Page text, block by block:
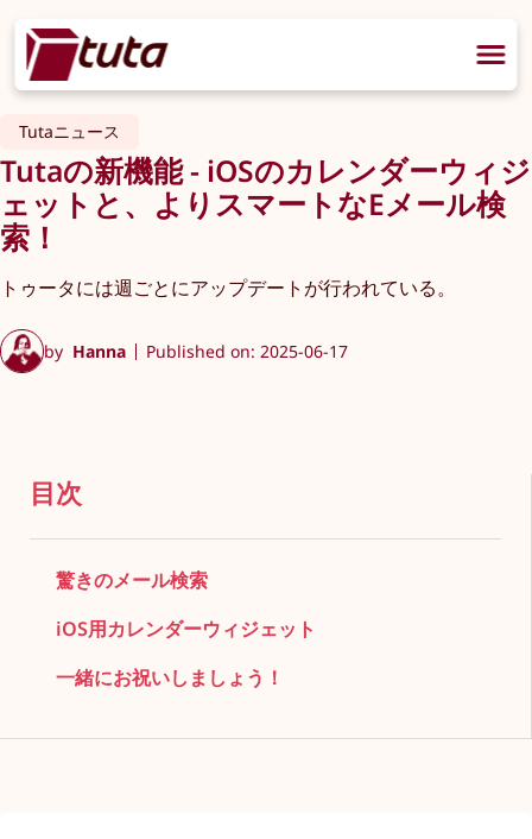
Tutaニュース
Tutaの新機能 - iOSのカレンダーウィジ
ェットと、よりスマートなEメール検
索！
トゥータには週ごとにアップデートが行われている。
by Hanna Published on: 2025-06-17
目次
驚きのメール検索
iOS用カレンダーウィジェット
一緒にお祝いしましょう！